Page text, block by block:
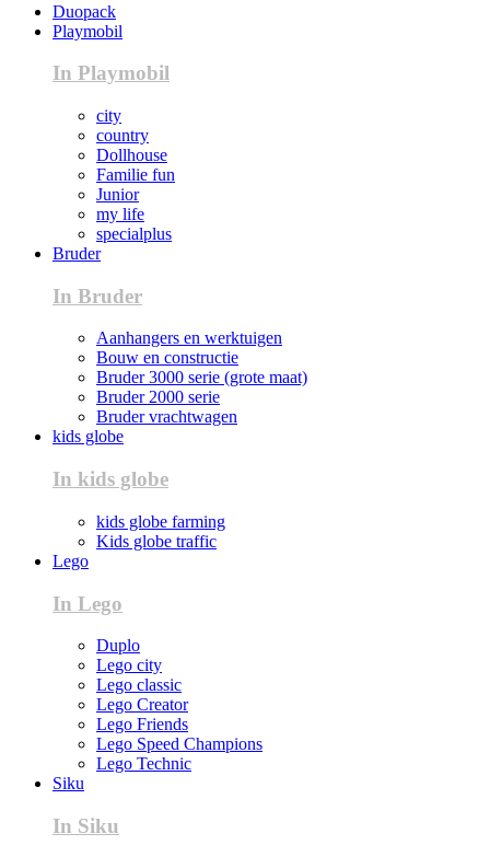
Duopack
Playmobil
In Playmobil
city
country
Dollhouse
Familie fun
Junior
my life
specialplus
Bruder
In Bruder
Aanhangers en werktuigen
Bouw en constructie
Bruder 3000 serie (grote maat)
Bruder 2000 serie
Bruder vrachtwagen
kids globe
In kids globe
kids globe farming
Kids globe traffic
Lego
In Lego
Duplo
Lego city
Lego classic
Lego Creator
Lego Friends
Lego Speed Champions
Lego Technic
Siku
In Siku